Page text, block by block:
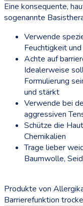
Eine konsequente,
sogenannte
Verwende
Feuchtigkeit
Achte auf
Idealerweise
Formulierung
und stärkt
Verwende bei
aggressiven
Schütze die
Chemikalien
Trage lieber
Baumwolle,
Produkte von
Barrierefunktion